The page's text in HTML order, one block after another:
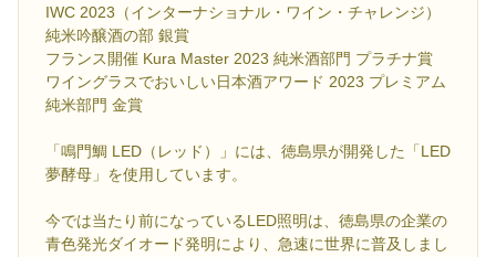
IWC 2023（インターナショナル・ワイン・チャレンジ）
純米吟醸酒の部 銀賞
フランス開催 Kura Master 2023 純米酒部門 プラチナ賞
ワイングラスでおいしい日本酒アワード 2023 プレミアム
純米部門 金賞
「鳴門鯛 LED（レッド）」には、徳島県が開発した「LED
夢酵母」を使用しています。
今では当たり前になっているLED照明は、徳島県の企業の
青色発光ダイオード発明により、急速に世界に普及しまし